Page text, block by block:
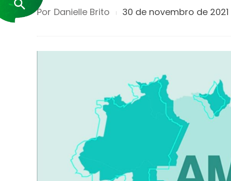
Por Danielle Brito 30 de novembro de 2021